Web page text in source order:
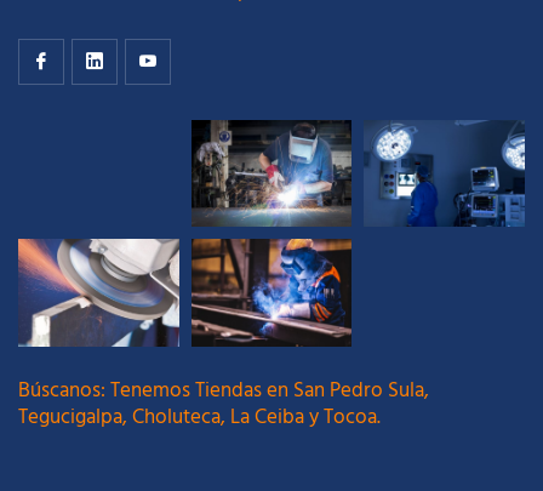
Búscanos: Tenemos Tiendas en San Pedro Sula,
Tegucigalpa, Choluteca, La Ceiba y Tocoa.